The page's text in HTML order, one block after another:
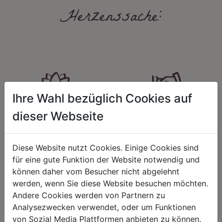
Herzenssache:
schenken natürliche, stilvolle
Momente für harmonische Stunden
zu Hause – den Ort, an dem
Menschen sich geborgen fühlen und
positive Energie schöpfen.
fair – im Hinblick auf unsere
Kalkulation, angemessene
Entlohnung und unsere
nachhaltigen, gewachsenen
Geschäftsbeziehungen.
Ihre Wahl bezüglich Cookies auf
dieser Webseite
Diese Website nutzt Cookies. Einige Cookies sind
für eine gute Funktion der Website notwendig und
können daher vom Besucher nicht abgelehnt
werden, wenn Sie diese Website besuchen möchten.
Andere Cookies werden von Partnern zu
Analysezwecken verwendet, oder um Funktionen
von Sozial Media Plattformen anbieten zu können.